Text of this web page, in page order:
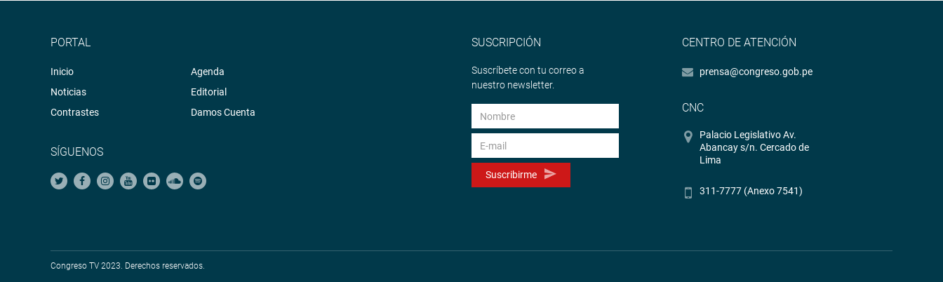
PORTAL
Inicio
Noticias
Contrastes
Agenda
Editorial
Damos Cuenta
SÍGUENOS
SUSCRIPCIÓN
Suscríbete con tu correo a
nuestro newsletter.
Suscribirme
CENTRO DE ATENCIÓN
prensa@congreso.gob.pe
CNC
Palacio Legislativo Av.
Abancay s/n. Cercado de
Lima
311-7777 (Anexo 7541)
Congreso TV 2023. Derechos reservados.